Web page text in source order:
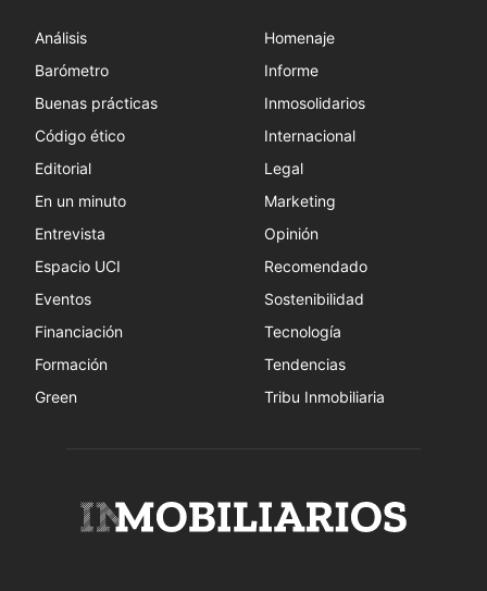
Análisis
Barómetro
Buenas prácticas
Código ético
Editorial
En un minuto
Entrevista
Espacio UCI
Eventos
Financiación
Formación
Green
Homenaje
Informe
Inmosolidarios
Internacional
Legal
Marketing
Opinión
Recomendado
Sostenibilidad
Tecnología
Tendencias
Tribu Inmobiliaria